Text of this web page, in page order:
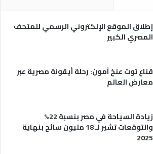
و
إطلاق الموقع الإلكتروني الرسمي للمتحف
المصري الكبير
قناع توت عنخ آمون: رحلة أيقونة مصرية عبر
معارض العالم
زيادة السياحة في مصر بنسبة 22%
والتوقعات تشير لـ 18 مليون سائح بنهاية
2025